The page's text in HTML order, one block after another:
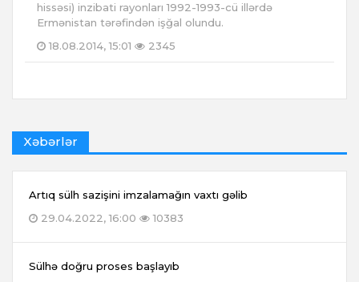
hissəsi) inzibati rayonları 1992-1993-cü illərdə
Ermənistan tərəfindən işğal olundu.
18.08.2014, 15:01
2345
Xəbərlər
Artıq sülh sazişini imzalamağın vaxtı gəlib
29.04.2022, 16:00
10383
Sülhə doğru proses başlayıb